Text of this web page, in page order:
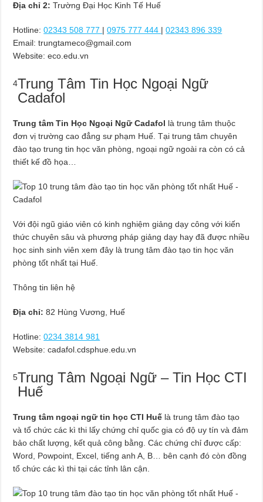
Địa chỉ 2: Trường Đại Học Kinh Tế Huế
Hotline: 02343 508 777 |0975 777 444 |02343 896 339
Email: trungtameco@gmail.com
Website: eco.edu.vn
4Trung Tâm Tin Học Ngoại Ngữ
Cadafol
Trung tâm Tin Học Ngoại Ngữ Cadafol là trung tâm thuộc
đơn vị trường cao đẳng sư phạm Huế. Tại trung tâm chuyên
đào tạo trung tin học văn phòng, ngoại ngữ ngoài ra còn có cả
thiết kế đồ họa…
Với đội ngũ giáo viên có kinh nghiệm giảng dạy công với kiến
thức chuyên sâu và phương pháp giảng dạy hay đã được nhiều
học sinh sinh viên xem đây là trung tâm đào tạo tin học văn
phòng tốt nhất tại Huế.
Thông tin liên hệ
Địa chỉ: 82 Hùng Vương, Huế
Hotline: 0234 3814 981
Website: cadafol.cdsphue.edu.vn
5Trung Tâm Ngoại Ngữ – Tin Học CTI
Huế
Trung tâm ngoại ngữ tin học CTI Huế là trung tâm đào tạo
và tổ chức các kì thi lấy chứng chỉ quốc gia có độ uy tín và đảm
bảo chất lượng, kết quả công bằng. Các chứng chỉ được cấp:
Word, Powpoint, Excel, tiếng anh A, B… bên cạnh đó còn đồng
tổ chức các kì thi tại các tỉnh lân cận.